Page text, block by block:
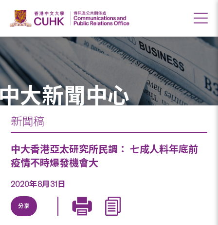
大新聞中心
新聞稿
中大香港亞太研究所民調： 七成人料年底前
疫情不時爆發機會大
2020年8月31日
分享